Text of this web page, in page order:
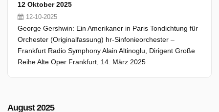
12 Oktober 2025
12-10-2025
George Gershwin: Ein Amerikaner in Paris Tondichtung für
Orchester (Originalfassung) hr-Sinfonieorchester –
Frankfurt Radio Symphony Alain Altinoglu, Dirigent Große
Reihe Alte Oper Frankfurt, 14. März 2025
August 2025